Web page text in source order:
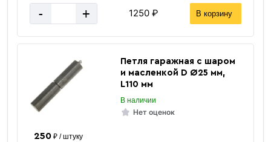
- + 1250 ₽ В корзину
Петля гаражная с шаром
и масленкой D Ø25 мм,
L110 мм
В наличии
Нет оценок
250₽ / штуку